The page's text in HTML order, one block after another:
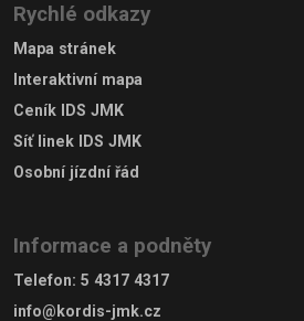
Rychlé odkazy
Mapa stránek
Interaktivní mapa
Ceník IDS JMK
Síť linek IDS JMK
Osobní jízdní řád
Informace a podněty
Telefon: 5 4317 4317
info@kordis-jmk.cz